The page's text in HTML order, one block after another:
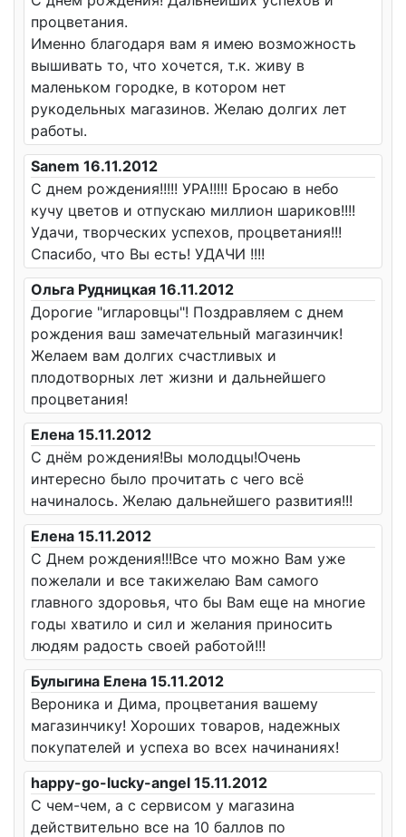
процветания.
Именно благодаря вам я имею возможность
вышивать то, что хочется, т.к. живу в
маленьком городке, в котором нет
рукодельных магазинов. Желаю долгих лет
работы.
Sanem 16.11.2012
С днем рождения!!!!! УРА!!!!! Бросаю в небо
кучу цветов и отпускаю миллион шариков!!!!
Удачи, творческих успехов, процветания!!!
Спасибо, что Вы есть! УДАЧИ !!!!
Ольга Рудницкая 16.11.2012
Дорогие "игларовцы"! Поздравляем с днем
рождения ваш замечательный магазинчик!
Желаем вам долгих счастливых и
плодотворных лет жизни и дальнейшего
процветания!
Елена 15.11.2012
С днём рождения!Вы молодцы!Очень
интересно было прочитать с чего всё
начиналось. Желаю дальнейшего развития!!!
Елена 15.11.2012
С Днем рождения!!!Все что можно Вам уже
пожелали и все такижелаю Вам самого
главного здоровья, что бы Вам еще на многие
годы хватило и сил и желания приносить
людям радость своей работой!!!
Булыгина Елена 15.11.2012
Вероника и Дима, процветания вашему
магазинчику! Хороших товаров, надежных
покупателей и успеха во всех начинаниях!
happy-go-lucky-angel 15.11.2012
С чем-чем, а с сервисом у магазина
действительно все на 10 баллов по